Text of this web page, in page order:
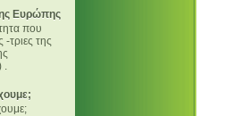
Ευρώπης
που
τριες της
.